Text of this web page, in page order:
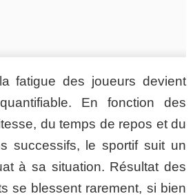
fatigue des joueurs devient
En fonction des
du temps de repos et du
successifs, le sportif suit un
à sa situation. Résultat des
se blessent rarement, si bien